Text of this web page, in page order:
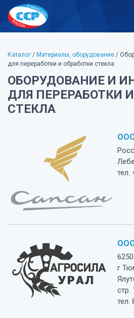
Каталог / Материалы, оборудование /
для переработки и обработки стекла
ОБОРУДОВАНИЕ И
ДЛЯ ПЕРЕРАБОТКИ
СТЕКЛА
тел.
г
стр.
тел.